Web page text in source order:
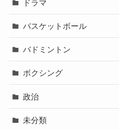
ドラマ
バスケットボール
バドミントン
ボクシング
政治
未分類